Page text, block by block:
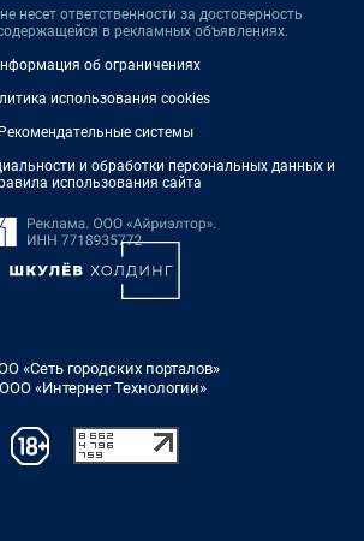
несет ответственности за достоверность
в рекламных объявлениях.
об ограничениях
использования cookies
Рекомендательные системы
и обработки персональных данных и
использования сайта
«Сеть городских порталов»
«Интернет Технологии»